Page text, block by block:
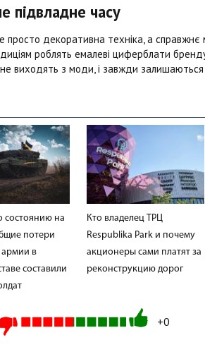
підвладне часу
декоративна техніка, а справжнє
роблять емалеві циферблати
виходять з моди, і завжди
состоянию на
потери
армии в
составили
Кто владелец ТРЦ
Respublika Park и почему
акционеры сами платят за
реконструкцию дорог
+0